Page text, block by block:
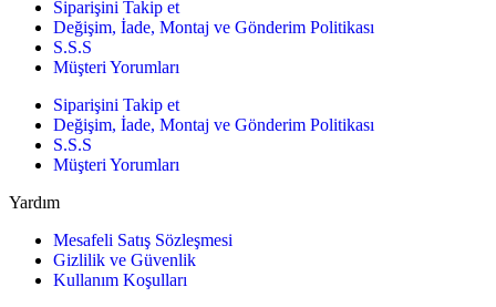
Siparişini Takip et
Değişim, İade, Montaj ve Gönderim Politikası
S.S.S
Müşteri Yorumları
Siparişini Takip et
Değişim, İade, Montaj ve Gönderim Politikası
S.S.S
Müşteri Yorumları
Yardım
Mesafeli Satış Sözleşmesi
Gizlilik ve Güvenlik
Kullanım Koşulları